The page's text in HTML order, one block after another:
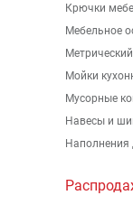
Крючки
Мебельное
Мойки
Мусорные
Навесы и